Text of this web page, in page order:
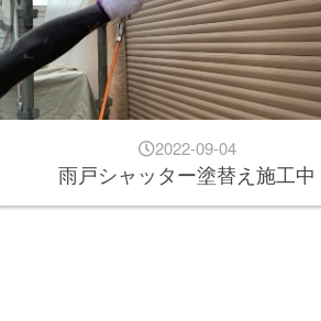
2022-09-04
雨戸シャッター塗替え施工中